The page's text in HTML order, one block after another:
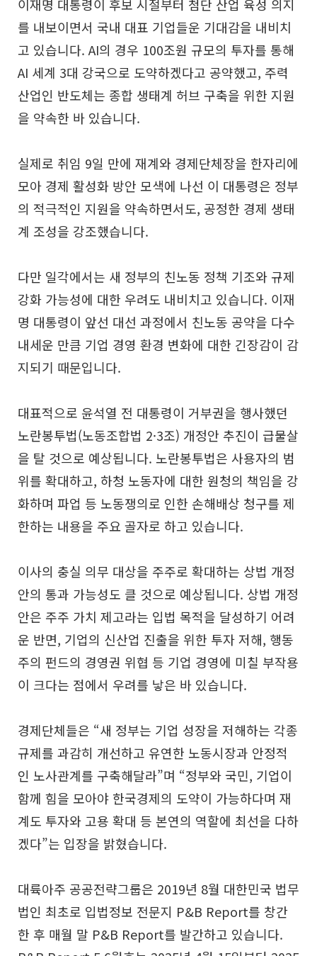
이재명 대통령이 후보 시절부터 첨단 산업 육성 의지
를 내보이면서 국내 대표 기업들운 기대감을 내비치
고 있습니다. AI의 경우 100조원 규모의 투자를 통해
AI 세계 3대 강국으로 도약하겠다고 공약했고, 주력
산업인 반도체는 종합 생태계 허브 구축을 위한 지원
을 약속한 바 있습니다.
실제로 취임 9일 만에 재계와 경제단체장을 한자리에
모아 경제 활성화 방안 모색에 나선 이 대통령은 정부
의 적극적인 지원을 약속하면서도, 공정한 경제 생태
계 조성을 강조했습니다.
다만 일각에서는 새 정부의 친노동 정책 기조와 규제
강화 가능성에 대한 우려도 내비치고 있습니다. 이재
명 대통령이 앞선 대선 과정에서 친노동 공약을 다수
내세운 만큼 기업 경영 환경 변화에 대한 긴장감이 감
지되기 때문입니다.
대표적으로 윤석열 전 대통령이 거부권을 행사했던
노란봉투법(노동조합법 2·3조) 개정안 추진이 급물살
을 탈 것으로 예상됩니다. 노란봉투법은 사용자의 범
위를 확대하고, 하청 노동자에 대한 원청의 책임을 강
화하며 파업 등 노동쟁의로 인한 손해배상 청구를 제
한하는 내용을 주요 골자로 하고 있습니다.
이사의 충실 의무 대상을 주주로 확대하는 상법 개정
안의 통과 가능성도 클 것으로 예상됩니다. 상법 개정
안은 주주 가치 제고라는 입법 목적을 달성하기 어려
운 반면, 기업의 신산업 진출을 위한 투자 저해, 행동
주의 펀드의 경영권 위협 등 기업 경영에 미칠 부작용
이 크다는 점에서 우려를 낳은 바 있습니다.
경제단체들은 “새 정부는 기업 성장을 저해하는 각종
규제를 과감히 개선하고 유연한 노동시장과 안정적
인 노사관계를 구축해달라”며 “정부와 국민, 기업이
함께 힘을 모아야 한국경제의 도약이 가능하다며 재
계도 투자와 고용 확대 등 본연의 역할에 최선을 다하
겠다”는 입장을 밝혔습니다.
대륙아주 공공전략그룹은 2019년 8월 대한민국 법무
법인 최초로 입법정보 전문지 P&B Report를 창간
한 후 매월 말 P&B Report를 발간하고 있습니다.